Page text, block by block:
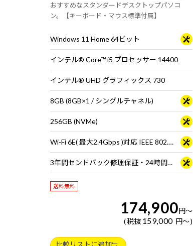
おすすめなスタンダードデスクトップパソコ
ン。【キーボード・マウス標準付属】
Windows 11 Home 64ビット
インテル® Core™ i5 プロセッサー 14400
インテル® UHD グラフィックス 730
8GB (8GB×1 / シングルチャネル)
256GB (NVMe)
Wi-Fi 6E( 最大2.4Gbps )対応 IEEE 802.11 ax/ac/a/b/g/n準拠 ＋ Bluetooth 5内蔵
3年間センドバック修理保証・24時間×365日電話サポート
送料無料
174,900円～
税抜 159,000 円～
比較リストに追加